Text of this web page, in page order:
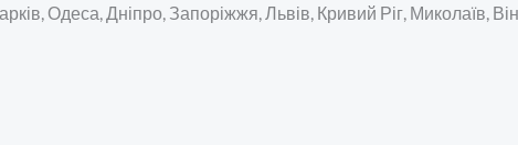
Одеса, Дніпро, Запоріжжя, Львів, Кривий Ріг, Миколаїв,